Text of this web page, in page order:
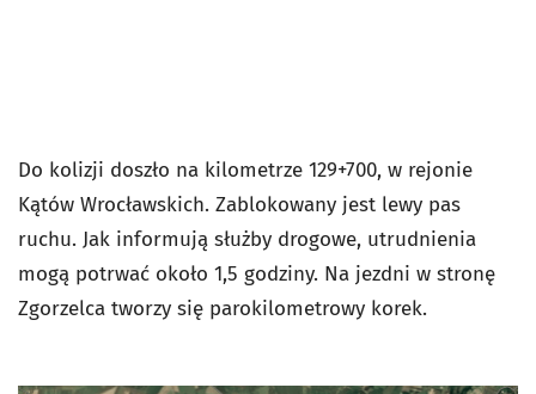
Do kolizji doszło na kilometrze 129+700, w rejonie
Kątów Wrocławskich. Zablokowany jest lewy pas
ruchu. Jak informują służby drogowe, utrudnienia
mogą potrwać około 1,5 godziny. Na jezdni w stronę
Zgorzelca tworzy się parokilometrowy korek.